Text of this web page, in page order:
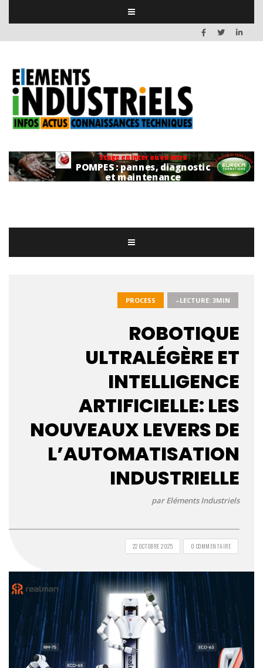
PROCESS –LECTURE: 3MIN
ROBOTIQUE
ULTRALÉGÈRE ET
INTELLIGENCE
ARTIFICIELLE: LES
NOUVEAUX LEVERS DE
L’AUTOMATISATION
INDUSTRIELLE
par Eléments Industriels
22 OCTOBRE 2025 0 COMMENTAIRE